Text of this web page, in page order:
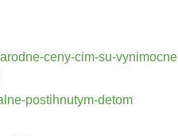
ceny-cim-su-vynimocne
postihnutym-detom